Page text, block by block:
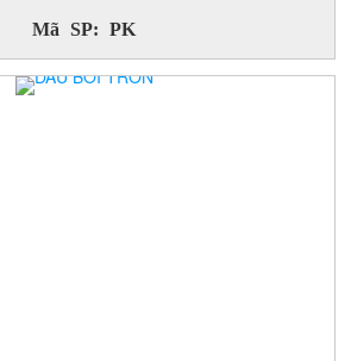
Mã SP: PK